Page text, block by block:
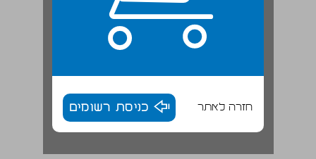
חזרה לאתר כניסת רשומים